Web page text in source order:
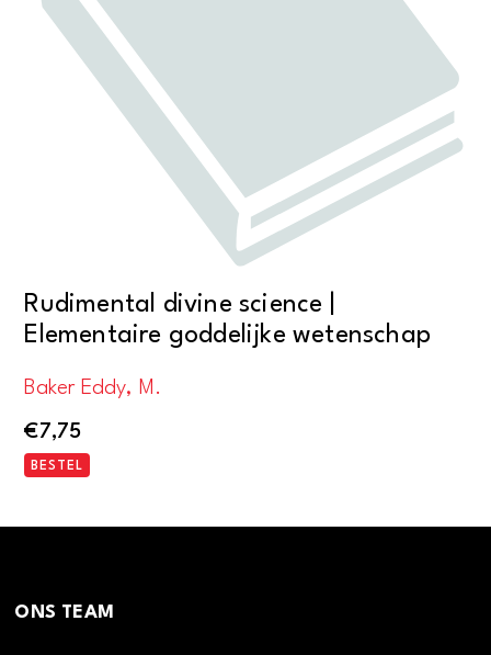
Rudimental divine science |
Elementaire goddelijke wetenschap
Baker Eddy, M.
€7,75
BESTEL
ONS TEAM